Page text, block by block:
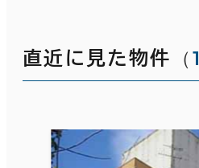
直近に見た物件 （1